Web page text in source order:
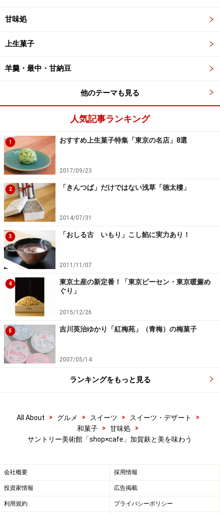
※記事内容は執筆時点のものです。最新の内容をご確認くださ
の内容です。
甘味処
上生菓子
羊羹・最中・甘納豆
他のテーマも見る
人気記事ランキング
1 おすすめ上生菓子特集「東京の名店」8選
2017/09/23
2 「きんつば」だけではない浅草「徳太樓」
2014/07/31
3 「おしる古 いもり」こし餡に実力あり！
2011/11/07
4
東京土産の新定番！「東京ピーセン・東京暖簾め
ぐり」
2015/12/26
5 吉川英治ゆかり「紅梅苑」（青梅）の梅菓子
2007/05/14
ランキングをもっと見る
All About > グルメ > スイーツ > スイーツ・デザート
>
和菓子
> 甘味処
>
サントリー美術館「shop×cafe」加賀麸と美を味わう
会社概要 採用情報
投資家情報 広告掲載
利用規約 プライバシーポリシー